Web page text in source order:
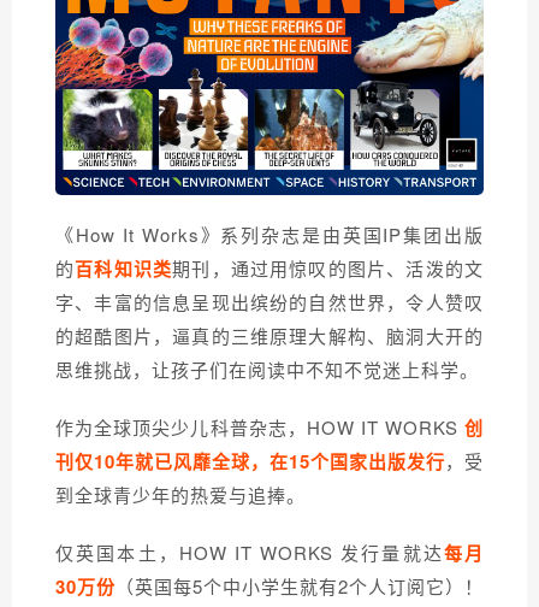
《How It Works》系列杂志是由英国IP集团出版
的百科知识类期刊，通过用惊叹的图片、活泼的文
字、丰富的信息呈现出缤纷的自然世界，令人赞叹
的超酷图片，逼真的三维原理大解构、脑洞大开的
思维挑战，让孩子们在阅读中不知不觉迷上科学。
作为全球顶尖少儿科普杂志，HOW IT WORKS 创
刊仅10年就已风靡全球，在15个国家出版发行，受
到全球青少年的热爱与追捧。
仅英国本土，HOW IT WORKS 发行量就达每月
30万份 （英国每5个中小学生就有2个人订阅它）！